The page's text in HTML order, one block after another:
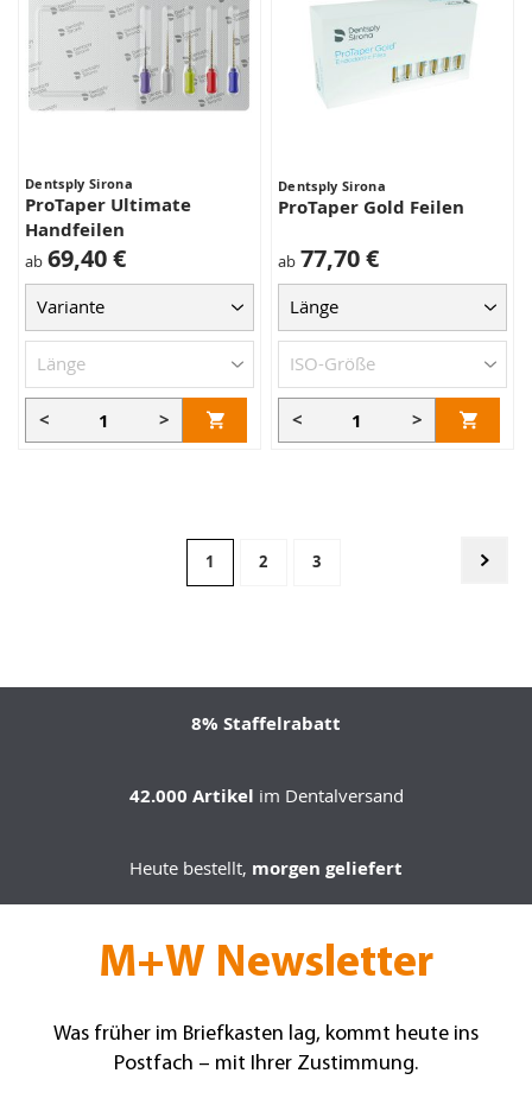
Dentsply Sirona
ProTaper Ultimate
Handfeilen
ab 69,40 €
< >
Dentsply Sirona
ProTaper Gold Feilen
ab 77,70 €
< >
Sie
Seite
1 Seite
2 Seite
3 Seite
8% Staffelrabatt
42.000 Artikel im Dentalversand
Heute bestellt, morgen geliefert
M+W Newsletter
Was früher im Briefkasten lag, kommt heute ins
Postfach – mit Ihrer Zustimmung.